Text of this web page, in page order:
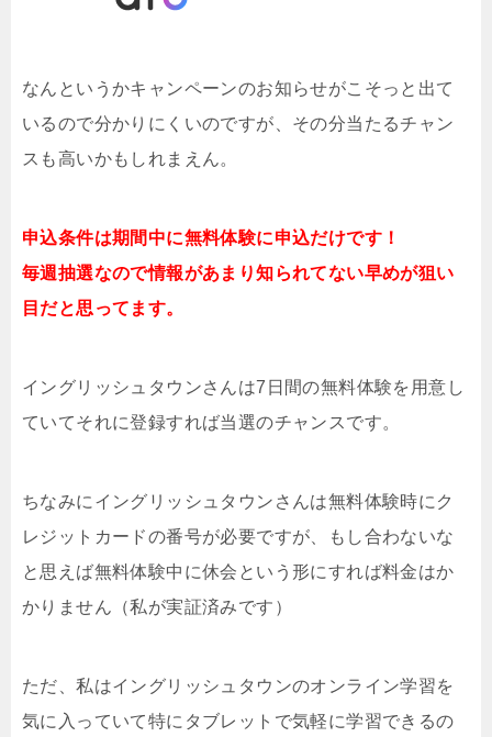
なんというかキャンペーンのお知らせがこそっと出て
いるので分かりにくいのですが、その分当たるチャン
スも高いかもしれまえん。
申込条件は期間中に無料体験に申込だけです！
毎週抽選なので情報があまり知られてない早めが狙い
目だと思ってます。
イングリッシュタウンさんは7日間の無料体験を用意し
ていてそれに登録すれば当選のチャンスです。
ちなみにイングリッシュタウンさんは無料体験時にク
レジットカードの番号が必要ですが、もし合わないな
と思えば無料体験中に休会という形にすれば料金はか
かりません（私が実証済みです）
ただ、私はイングリッシュタウンのオンライン学習を
気に入っていて特にタブレットで気軽に学習できるの